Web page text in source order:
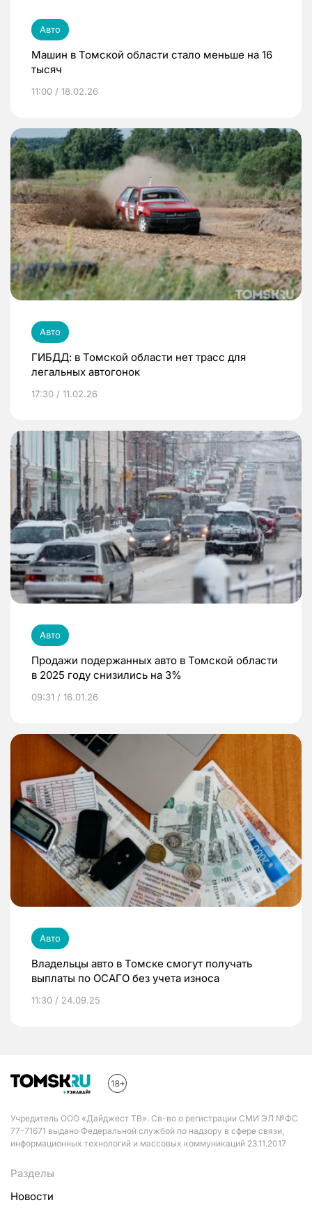
Авто
Машин в Томской области стало меньше на 16
тысяч
11:00 / 18.02.26
Авто
ГИБДД: в Томской области нет трасс для
легальных автогонок
17:30 / 11.02.26
Авто
Продажи подержанных авто в Томской области
в 2025 году снизились на 3%
09:31 / 16.01.26
Авто
Владельцы авто в Томске смогут получать
выплаты по ОСАГО без учета износа
11:30 / 24.09.25
Учредитель ООО «Дайджест ТВ». Св-во о регистрации СМИ ЭЛ №ФС
77-71671 выдано Федеральной службой по надзору в сфере связи,
информационных технологий и массовых коммуникаций 23.11.2017
Разделы
Новости